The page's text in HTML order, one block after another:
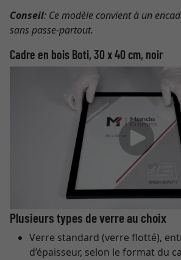
Conseil: Ce modèle convient à un
sans passe-partout.
Cadre en bois Boti, 30 x 40 cm, noir
Plusieurs types de verre au choix
Verre standard (verre flotté),
d’épaisseur, selon le format du